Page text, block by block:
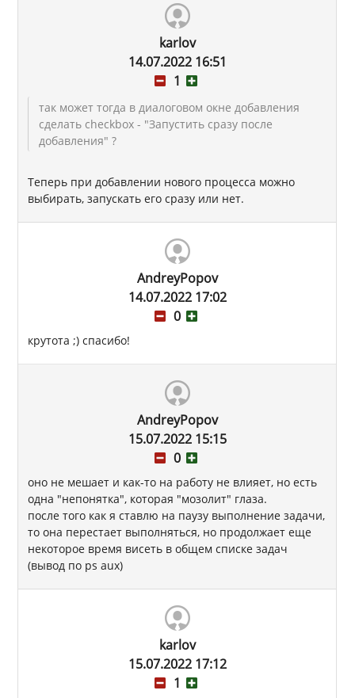
karlov
14.07.2022 16:51
1
так может тогда в диалоговом окне добавления
сделать checkbox - "Запустить сразу после
добавления" ?
Теперь при добавлении нового процесса можно
выбирать, запускать его сразу или нет.
AndreyPopov
14.07.2022 17:02
0
крутота ;) спасибо!
AndreyPopov
15.07.2022 15:15
0
оно не мешает и как-то на работу не влияет, но есть
одна "непонятка", которая "мозолит" глаза.
после того как я ставлю на паузу выполнение задачи,
то она перестает выполняться, но продолжает еще
некоторое время висеть в общем списке задач
(вывод по ps aux)
karlov
15.07.2022 17:12
1